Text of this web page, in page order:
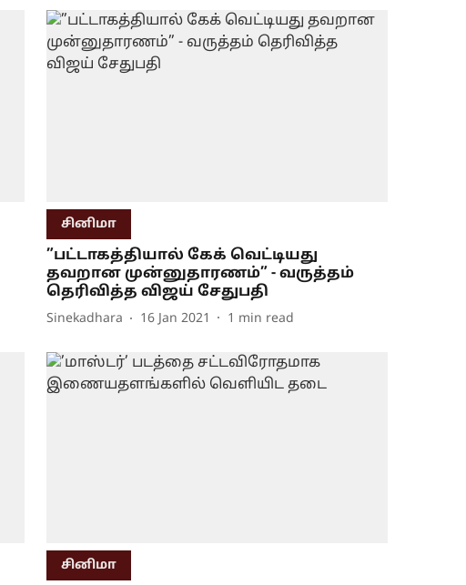
சினிமா
”பட்டாகத்தியால் கேக் வெட்டியது
தவறான முன்னுதாரணம்” - வருத்தம்
தெரிவித்த விஜய் சேதுபதி
Sinekadhara 16 Jan 2021 1 min read
சினிமா